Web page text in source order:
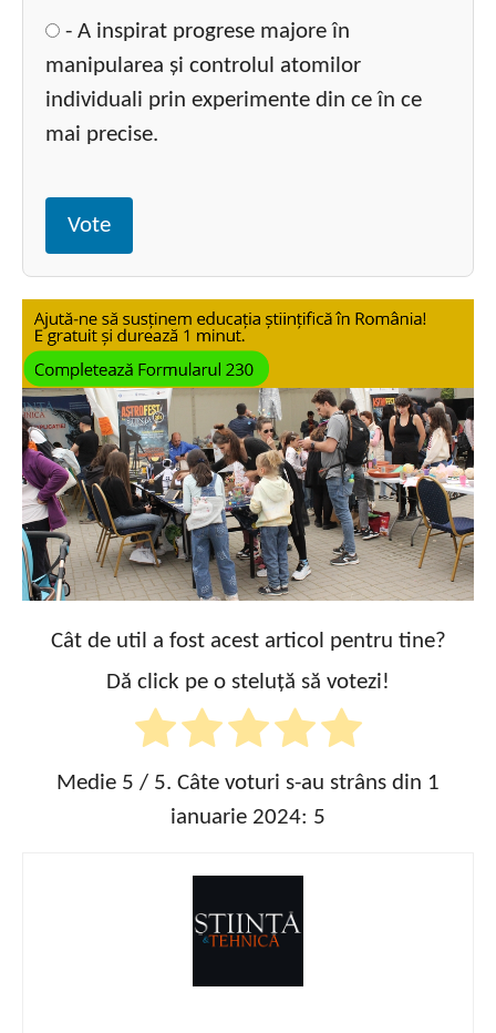
- A inspirat progrese majore în
manipularea și controlul atomilor
individuali prin experimente din ce în ce
mai precise.
Vote
Cât de util a fost acest articol pentru tine?
Dă click pe o steluță să votezi!
Medie 5 / 5. Câte voturi s-au strâns din 1
ianuarie 2024: 5